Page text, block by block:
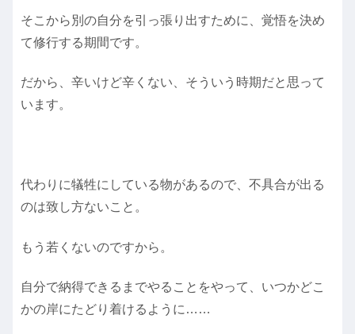
そこから別の自分を引っ張り出すために、覚悟を決め
て修行する期間です。
だから、辛いけど辛くない、そういう時期だと思って
います。
代わりに犠牲にしている物があるので、不具合が出る
のは致し方ないこと。
もう若くないのですから。
自分で納得できるまでやることをやって、いつかどこ
かの岸にたどり着けるように……